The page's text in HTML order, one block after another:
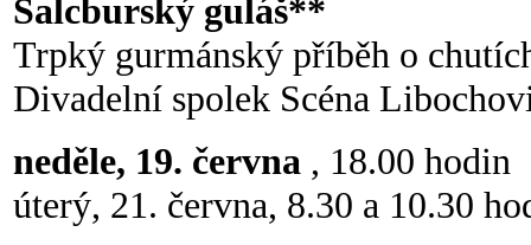
Salcburský guláš**
Trpký gurmánský příběh o
Divadelní spolek Scéna
neděle, 19. června , 18.00 hodin
úterý, 21. června, 8.30 a 10.30